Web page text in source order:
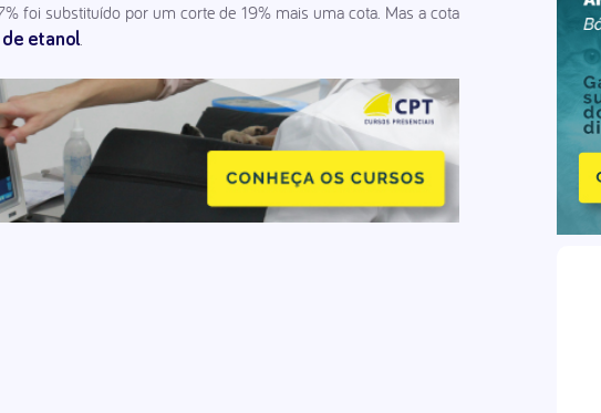
foi substituído por um corte de 19% mais uma cota. Mas a cota
etanol.